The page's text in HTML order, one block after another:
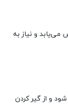
و نیاز به
و از گیر کردن